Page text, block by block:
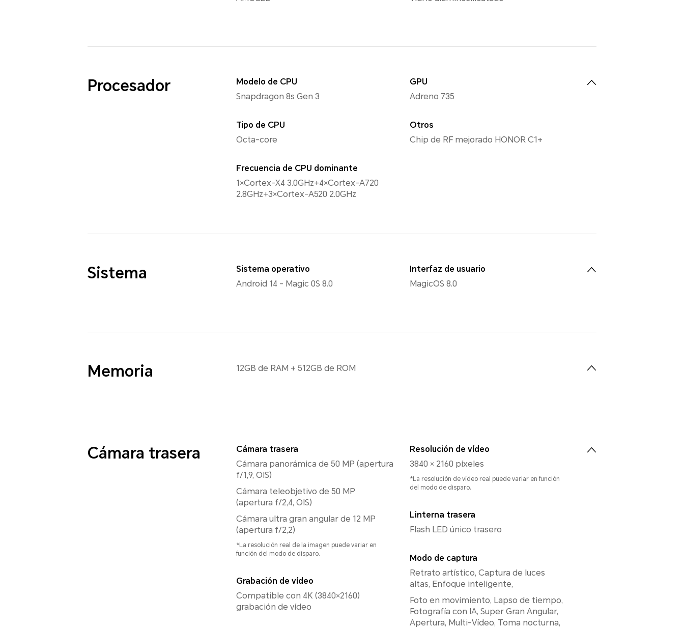
Procesador
Modelo de CPU
Snapdragon 8s Gen 3
Tipo de CPU
Octa-core
Frecuencia de CPU dominante
1×Cortex-X4 3.0GHz+4×Cortex-A720
2.8GHz+3×Cortex-A520 2.0GHz
GPU
Adreno 735
Otros
Chip de RF mejorado HONOR C1+
Sistema
Sistema operativo
Android 14 - Magic 0S 8.0
Interfaz de usuario
MagicOS 8.0
Memoria 12GB de RAM + 512GB de ROM
Cámara trasera
Cámara trasera
Cámara panorámica de 50 MP (apertura
f/1,9, OIS)
Cámara teleobjetivo de 50 MP
(apertura f/2,4, OIS)
Cámara ultra gran angular de 12 MP
(apertura f/2,2)
*La resolución real de la imagen puede variar en
función del modo de disparo.
Grabación de vídeo
Compatible con 4K (3840×2160)
grabación de vídeo
Resolución de vídeo
3840 × 2160 píxeles
*La resolución de vídeo real puede variar en función
del modo de disparo.
Linterna trasera
Flash LED único trasero
Modo de captura
Retrato artístico, Captura de luces
altas, Enfoque inteligente,
Foto en movimiento, Lapso de tiempo,
Fotografía con IA, Super Gran Angular,
Apertura, Multi-Vídeo, Toma nocturna,